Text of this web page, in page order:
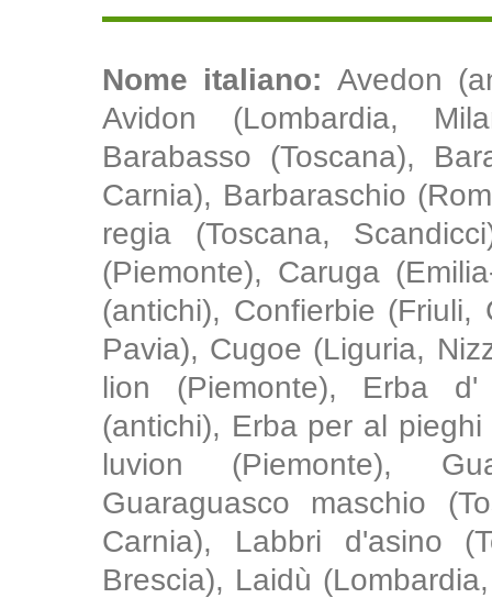
Nome italiano: Avedon
Avidon (Lombardia,
Barabasso (Toscana),
Carnia), Barbaraschio
regia (Toscana,
(Piemonte), Caruga
(antichi), Confierbie (Friuli,
Pavia), Cugoe (Liguria,
lion (Piemonte), Erba
(antichi), Erba per al
luvion (Piemonte),
Guaraguasco maschio
Carnia), Labbri d'asino
Brescia), Laidù